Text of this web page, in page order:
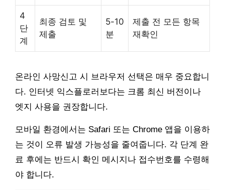
4
단
계
최종 검토 및
제출
5-10
분
제출 전 모든 항목
재확인
온라인 사망신고 시 브라우저 선택은 매우 중요합니
다. 인터넷 익스플로러보다는 크롬 최신 버전이나
엣지 사용을 권장합니다.
모바일 환경에서는 Safari 또는 Chrome 앱을 이용하
는 것이 오류 발생 가능성을 줄여줍니다. 각 단계 완
료 후에는 반드시 확인 메시지나 접수번호를 수령해
야 합니다.